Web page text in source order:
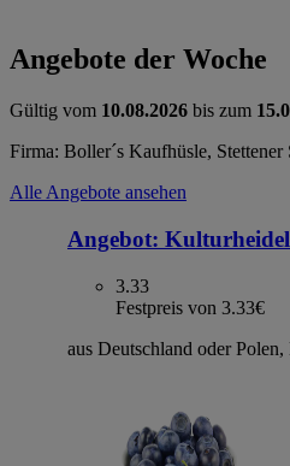
Angebote der Woche
Gültig vom 10.08.2026 bis zum
Firma: Boller´s Kaufhüsle,
Alle Angebote ansehen
Angebot:
3.33
Festpreis von 3.33€
aus Deutschland oder